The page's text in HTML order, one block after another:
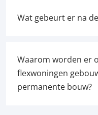
Wat gebeurt er na
Waarom worden er
flexwoningen
permanente bouw?